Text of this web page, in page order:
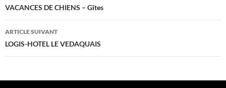
des
articles
VACANCES DE CHIENS – Gîtes
ARTICLE SUIVANT
LOGIS-HOTEL LE VEDAQUAIS